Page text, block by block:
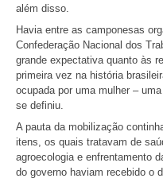
além disso.
Havia entre as camponesas
Confederação Nacional dos
grande expectativa quanto às
primeira vez na história
ocupada por uma mulher –
se definiu.
A pauta da mobilização
itens, os quais tratavam de
agroecologia e enfrentamento
do governo haviam recebido o